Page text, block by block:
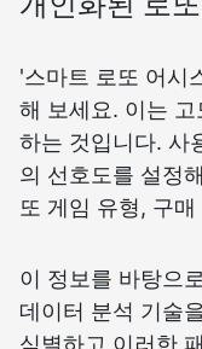
'스마트 로또 어시
해 보세요. 이는
하는 것입니다. 사
의 선호도를 설정
또 게임 유형, 구
이 정보를 바탕으
데이터 분석 기술